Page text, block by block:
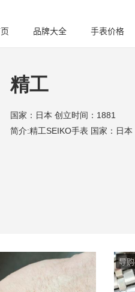
腕
品牌大全 手表价格
精工
国家：日本 创立时间：1881
简介:精工SEIKO手表 国家：日
导